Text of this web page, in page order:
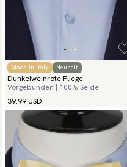
Made in Italy Neuheit
Dunkelweinrote Fliege
Vorgebunden | 100% Seide
39.99 USD